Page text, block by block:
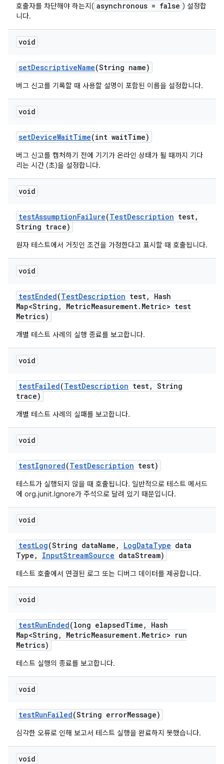
호출자를 차단해야 하는지( asynchronous = false ) 설정합
니다.
void
setDescriptiveName(String name)
버그 신고를 기록할 때 사용할 설명이 포함된 이름을 설정합니다.
void
setDeviceWaitTime(int waitTime)
버그 신고를 캡처하기 전에 기기가 온라인 상태가 될 때까지 기다
리는 시간 (초)을 설정합니다.
void
testAssumptionFailure(TestDescription test,
String trace)
원자 테스트에서 거짓인 조건을 가정한다고 표시할 때 호출됩니다.
void
testEnded(TestDescription test,
Hash
Map<String , MetricMeasurement. Metric> test
Metrics)
개별 테스트 사례의 실행 종료를 보고합니다.
void
testFailed(TestDescription test, String
trace)
개별 테스트 사례의 실패를 보고합니다.
void
testIgnored(TestDescription test)
테스트가 실행되지 않을 때 호출됩니다. 일반적으로 테스트 메서드
에 org.junit.Ignore가 주석으로 달려 있기 때문입니다.
void
testLog(String dataName , LogDataType data
Type , InputStreamSource dataStream)
테스트 호출에서 연결된 로그 또는 디버그 데이터를 제공합니다.
void
testRunEnded(long elapsedTime ,
Hash
Map<String , MetricMeasurement. Metric> run
Metrics)
테스트 실행의 종료를 보고합니다.
void
testRunFailed(String errorMessage)
심각한 오류로 인해 보고서 테스트 실행을 완료하지 못했습니다.
void